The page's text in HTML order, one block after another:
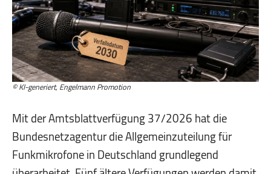
© KI-generiert, Engelmann Promotion
Mit der Amtsblattverfügung 37/2026 hat die
Bundesnetzagentur die Allgemeinzuteilung für
Funkmikrofone in Deutschland grundlegend